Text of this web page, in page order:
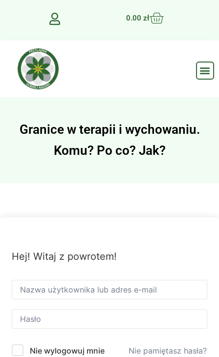
0.00 zł
Granice w terapii i wychowaniu.
Komu? Po co? Jak?
Hej! Witaj z powrotem!
Nie wylogowuj mnie Nie pamiętasz hasła?